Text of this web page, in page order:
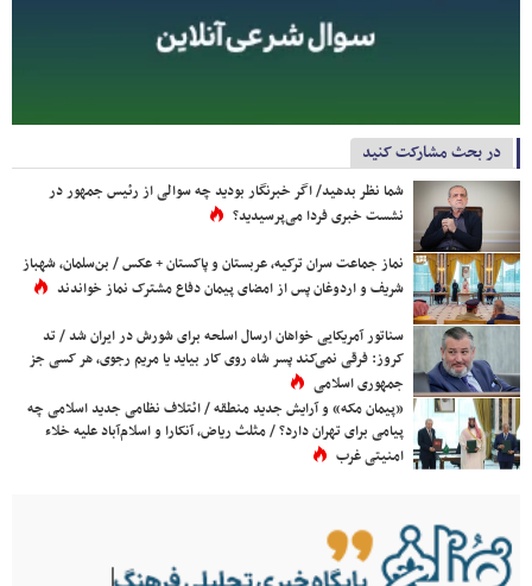
در بحث مشارکت کنید
شما نظر بدهید/ اگر خبرنگار بودید چه سوالی از رئیس جمهور در
نشست خبری فردا می‌پرسیدید؟
نماز جماعت سران ترکیه، عربستان و پاکستان + عکس / بن‌سلمان، شهباز
شریف و اردوغان پس از امضای پیمان دفاع مشترک نماز خواندند
سناتور آمریکایی خواهان ارسال اسلحه برای شورش در ایران شد / تد
کروز: فرقی نمی‌کند پسر شاه روی کار بیاید یا مریم رجوی، هر کسی جز
جمهوری اسلامی
«پیمان مکه» و آرایش جدید منطقه / ائتلاف نظامی جدید اسلامی چه
پیامی برای تهران دارد؟ / مثلث ریاض، آنکارا و اسلام‌آباد علیه خلاء
امنیتی غرب